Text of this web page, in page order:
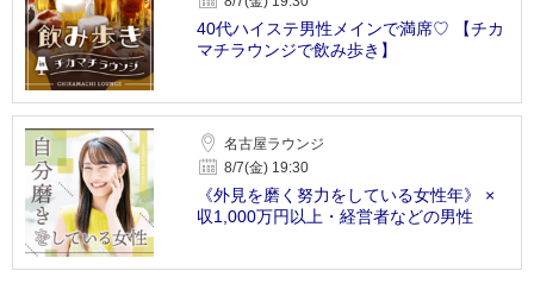
40代ハイステ男性メインで満席♡ 【チカ
マチラウンジで飲み歩き】
名古屋ラウンジ
8/7(金) 19:30
《外見を磨く努力をしている女性年》 ×
収1,000万円以上・経営者などの男性